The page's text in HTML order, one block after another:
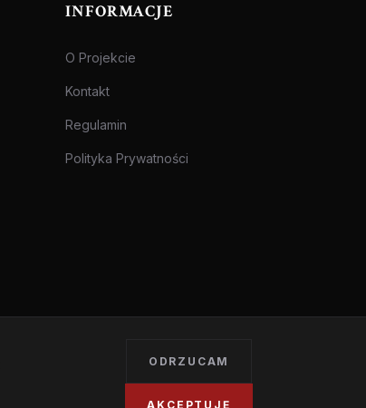
INFORMACJE
O Projekcie
Kontakt
Regulamin
Polityka Prywatności
Treści przeznaczone dla osób pełnoletnich.
ODRZUCAM
AKCEPTUJĘ